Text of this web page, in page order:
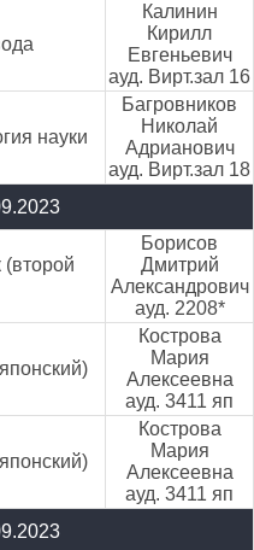
Калинин
Кирилл
Евгеньевич
ауд. Вирт.зал 16
науки
Багровников
Николай
Адрианович
ауд. Вирт.зал 18
Борисов
Дмитрий
Александрович
ауд. 2208*
Кострова
Мария
Алексеевна
ауд. 3411 яп
Кострова
Мария
Алексеевна
ауд. 3411 яп